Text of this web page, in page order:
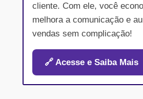
cliente. Com ele, você
melhora a comunicação e
vendas sem complicação!
🔗 Acesse e Saiba Mais